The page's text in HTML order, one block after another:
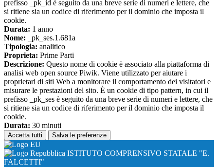
prefisso _pk_id è seguito da una breve serie di numeri e lettere, che
si ritiene sia un codice di riferimento per il dominio che imposta il
cookie.
Durata: 1 anno
Nome: _pk_ses.1.681a
Tipologia: analitico
Proprieta: Prime Parti
Descrizione: Questo nome di cookie è associato alla piattaforma di
analisi web open source Piwik. Viene utilizzato per aiutare i
proprietari di siti Web a monitorare il comportamento dei visitatori e
misurare le prestazioni del sito. È un cookie di tipo pattern, in cui il
prefisso _pk_ses è seguito da una breve serie di numeri e lettere, che
si ritiene sia un codice di riferimento per il dominio che imposta il
cookie.
Durata: 30 minuti
Accetta tutti Salva le preferenze
ISTITUTO COMPRENSIVO STATALE "E.
FALCETTI"